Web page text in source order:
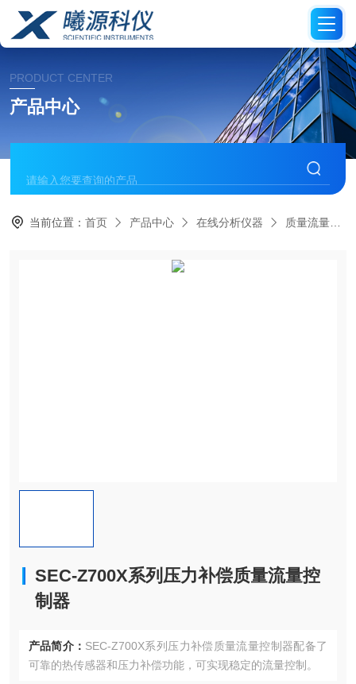
PRODUCT CENTER
产品中心
当前位置：首页 产品中心 在线分析仪器 质量流量计
SEC-Z700X系列压力补偿质量流量控
制器
产品简介： SEC-Z700X系列压力补偿质量流量控制器配备了
可靠的热传感器和压力补偿功能，可实现稳定的流量控制。